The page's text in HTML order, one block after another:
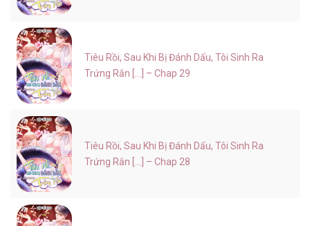
Tiêu Rồi, Sau Khi Bị Đánh Dấu, Tôi Sinh Ra
Trứng Rắn [...] – Chap 29
Tiêu Rồi, Sau Khi Bị Đánh Dấu, Tôi Sinh Ra
Trứng Rắn [...] – Chap 28